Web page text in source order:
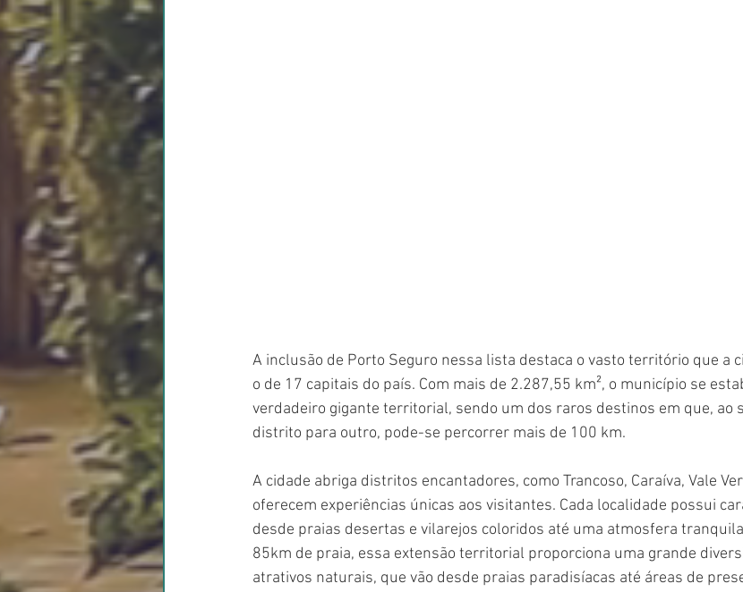
A inclusão de Porto Seguro nessa lista destaca o vasto território que a
o de 17 capitais do país. Com mais de 2.287,55 km², o município se
verdadeiro gigante territorial, sendo um dos raros destinos em que, ao
distrito para outro, pode-se percorrer mais de 100 km.
A cidade abriga distritos encantadores, como Trancoso, Caraíva, Vale
oferecem experiências únicas aos visitantes. Cada localidade possui
desde praias desertas e vilarejos coloridos até uma atmosfera
85km de praia, essa extensão territorial proporciona uma grande
atrativos naturais, que vão desde praias paradisíacas até áreas de